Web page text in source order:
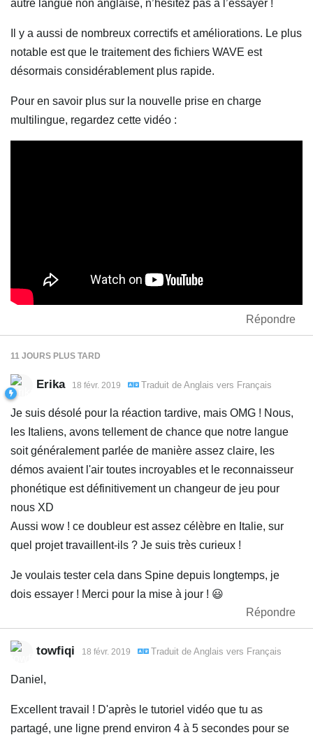
autre langue non anglaise, n’hésitez pas à l’essayer !
Il y a aussi de nombreux correctifs et améliorations. Le plus
notable est que le traitement des fichiers WAVE est
désormais considérablement plus rapide.
Pour en savoir plus sur la nouvelle prise en charge
multilingue, regardez cette vidéo :
Répondre
11 JOURS PLUS TARD
Erika 18 févr. 2019 Traduit de Anglais vers Français
Je suis désolé pour la réaction tardive, mais OMG ! Nous,
les Italiens, avons tellement de chance que notre langue
soit généralement parlée de manière assez claire, les
démos avaient l'air toutes incroyables et le reconnaisseur
phonétique est définitivement un changeur de jeu pour
nous XD
Aussi wow ! ce doubleur est assez célèbre en Italie, sur
quel projet travaillent-ils ? Je suis très curieux !
Je voulais tester cela dans Spine depuis longtemps, je
dois essayer ! Merci pour la mise à jour ! 😃
Répondre
towfiqi 18 févr. 2019 Traduit de Anglais vers Français
Daniel,
Excellent travail ! D'après le tutoriel vidéo que tu as
partagé, une ligne prend environ 4 à 5 secondes pour se